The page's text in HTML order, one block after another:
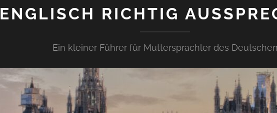
ENGLISCH RICHTIG
Ein kleiner Führer für Muttersprachler des Deutschen